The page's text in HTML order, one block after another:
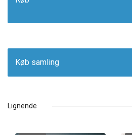
Køb samling
Lignende